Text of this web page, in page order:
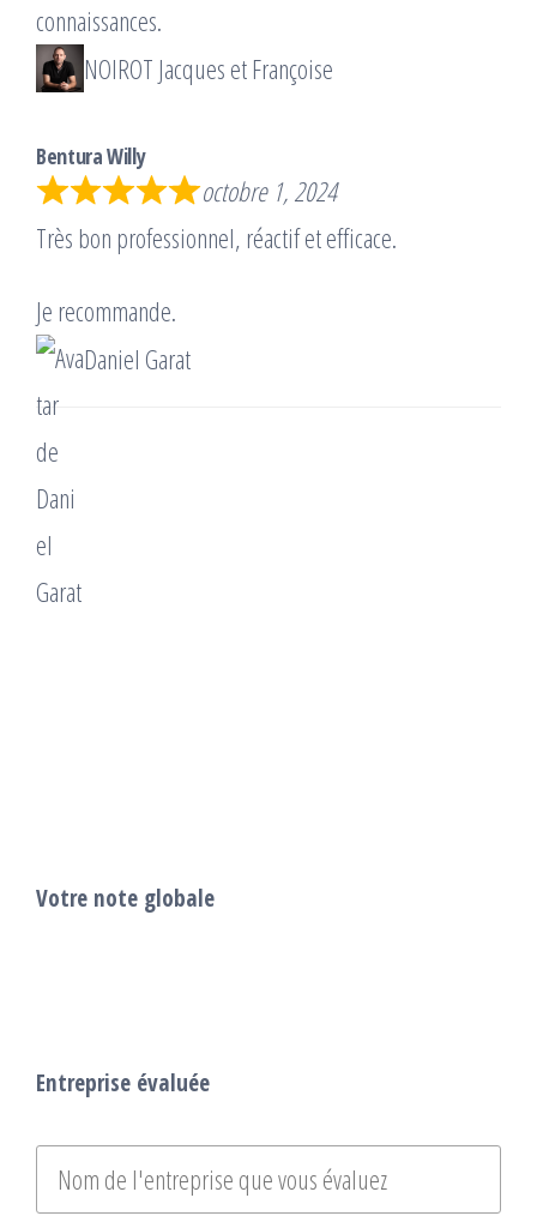
connaissances.
NOIROT Jacques et Françoise
Bentura Willy
octobre 1, 2024
Très bon professionnel, réactif et efficace.
Je recommande.
Daniel Garat
Votre note globale
Entreprise évaluée